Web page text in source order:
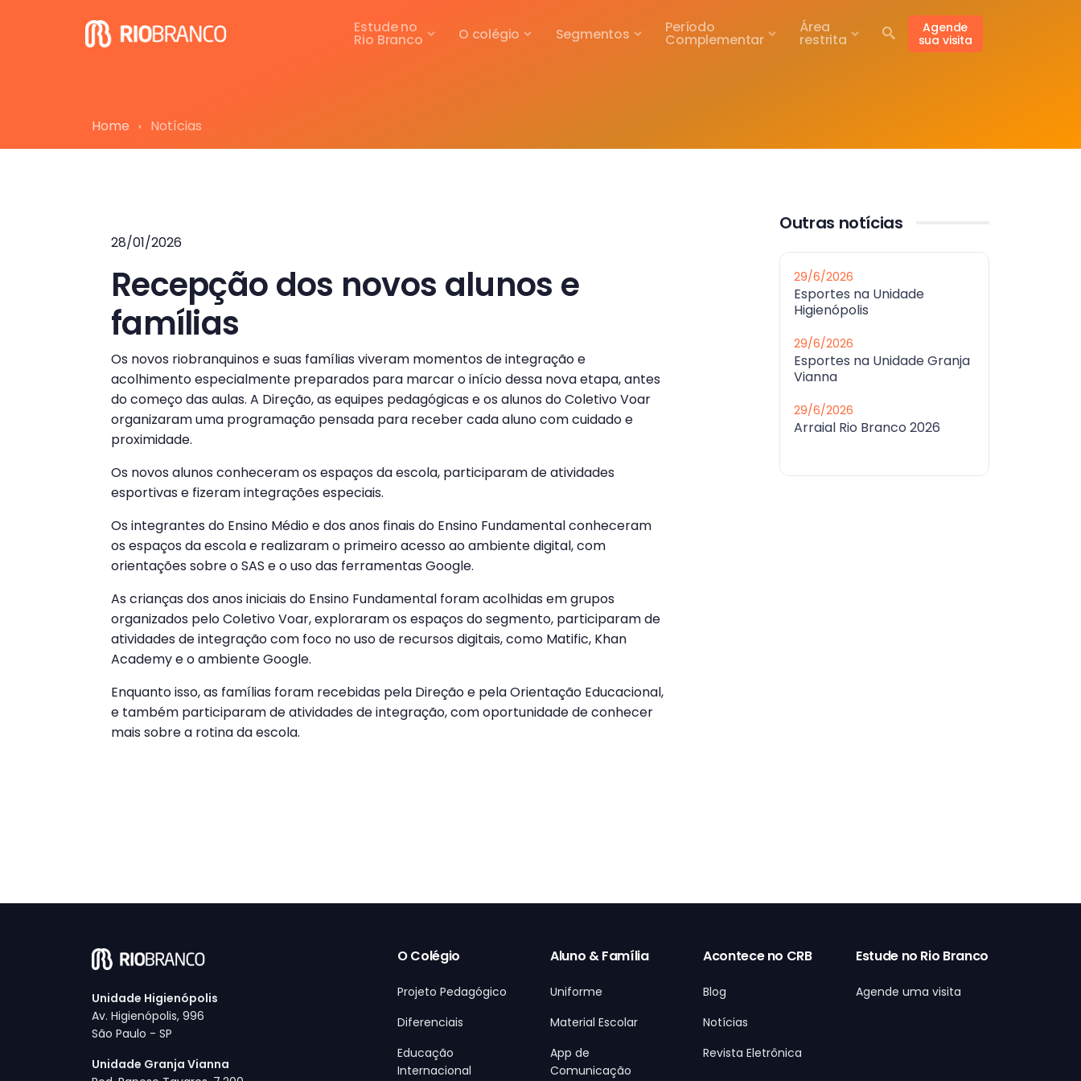
Agende
sua visita
Estude no
Rio Branco O colégio Segmentos Período
Complementar
Área
restrita
Home Notícias
28/01/2026
Recepção dos novos alunos e
famílias
Os novos riobranquinos e suas famílias viveram momentos de integração e
acolhimento especialmente preparados para marcar o início dessa nova etapa, antes
do começo das aulas. A Direção, as equipes pedagógicas e os alunos do Coletivo Voar
organizaram uma programação pensada para receber cada aluno com cuidado e
proximidade.
Os novos alunos conheceram os espaços da escola, participaram de atividades
esportivas e fizeram integrações especiais.
Os integrantes do Ensino Médio e dos anos finais do Ensino Fundamental conheceram
os espaços da escola e realizaram o primeiro acesso ao ambiente digital, com
orientações sobre o SAS e o uso das ferramentas Google.
As crianças dos anos iniciais do Ensino Fundamental foram acolhidas em grupos
organizados pelo Coletivo Voar, exploraram os espaços do segmento, participaram de
atividades de integração com foco no uso de recursos digitais, como Matific, Khan
Academy e o ambiente Google.
Enquanto isso, as famílias foram recebidas pela Direção e pela Orientação Educacional,
e também participaram de atividades de integração, com oportunidade de conhecer
mais sobre a rotina da escola.
Outras notícias
29/6/2026
Esportes na Unidade
Higienópolis
29/6/2026
Esportes na Unidade Granja
Vianna
29/6/2026
Arraial Rio Branco 2026
Unidade Higienópolis
Av. Higienópolis, 996
São Paulo - SP
Unidade Granja Vianna
O Colégio
Projeto Pedagógico
Diferenciais
Educação
Internacional
Aluno & Família
Uniforme
Material Escolar
App de
Comunicação
Acontece no CRB
Blog
Notícias
Revista Eletrônica
Estude no Rio Branco
Agende uma visita